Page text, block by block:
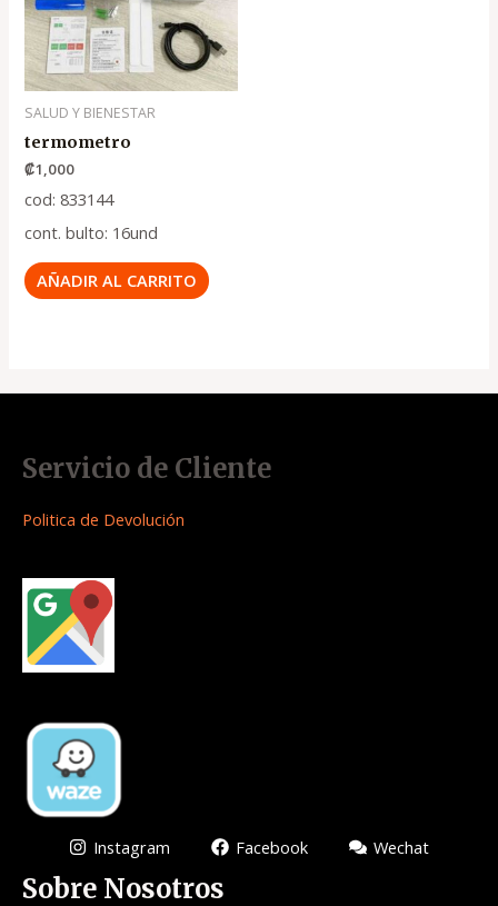
SALUD Y BIENESTAR
termometro
₡1,000
cod: 833144
cont. bulto: 16und
AÑADIR AL CARRITO
Servicio de Cliente
Politica de Devolución
Instagram Facebook Wechat
Sobre Nosotros